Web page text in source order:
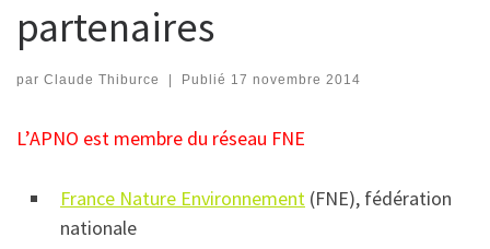
partenaires
par Claude Thiburce | Publié 17 novembre 2014
L’APNO est membre du réseau FNE
France Nature Environnement (FNE), fédération
nationale